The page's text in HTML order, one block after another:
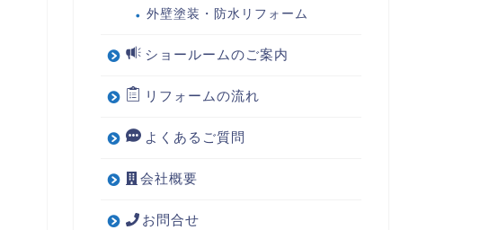
外壁塗装・防水リフォーム
ショールームのご案内
リフォームの流れ
よくあるご質問
会社概要
お問合せ